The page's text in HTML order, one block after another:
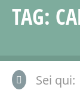
TAG:
Sei qui: